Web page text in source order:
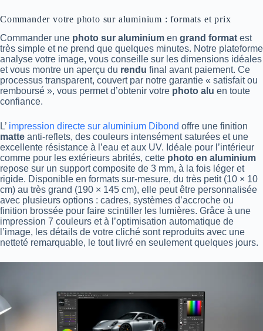
Commander votre photo sur aluminium : formats et prix
Commander une photo sur aluminium en grand format est
très simple et ne prend que quelques minutes. Notre plateforme
analyse votre image, vous conseille sur les dimensions idéales
et vous montre un aperçu du rendu final avant paiement. Ce
processus transparent, couvert par notre garantie « satisfait ou
remboursé », vous permet d’obtenir votre photo alu en toute
confiance.
L’ impression directe sur aluminium Dibond offre une finition
matte anti-reflets, des couleurs intensément saturées et une
excellente résistance à l’eau et aux UV. Idéale pour l’intérieur
comme pour les extérieurs abrités, cette photo en aluminium
repose sur un support composite de 3 mm, à la fois léger et
rigide. Disponible en formats sur-mesure, du très petit (10 × 10
cm) au très grand (190 × 145 cm), elle peut être personnalisée
avec plusieurs options : cadres, systèmes d’accroche ou
finition brossée pour faire scintiller les lumières. Grâce à une
impression 7 couleurs et à l’optimisation automatique de
l’image, les détails de votre cliché sont reproduits avec une
netteté remarquable, le tout livré en seulement quelques jours.